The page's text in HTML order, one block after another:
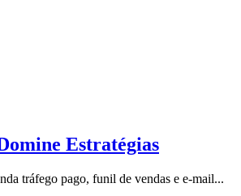
Estratégias
tráfego pago, funil de vendas e e-mail...